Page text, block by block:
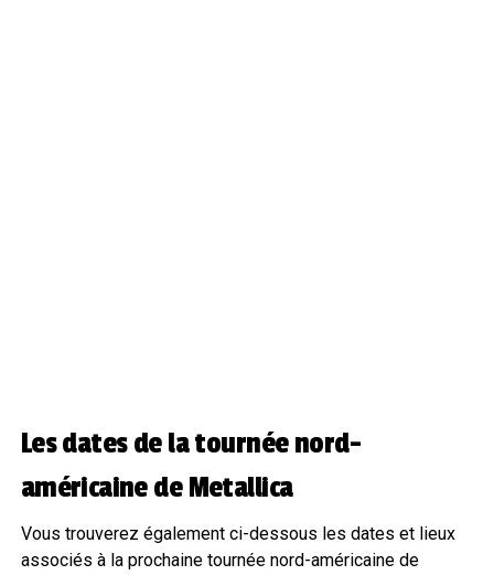
Les dates de la tournée nord-
américaine de Metallica
Vous trouverez également ci-dessous les dates et lieux
associés à la prochaine tournée nord-américaine de